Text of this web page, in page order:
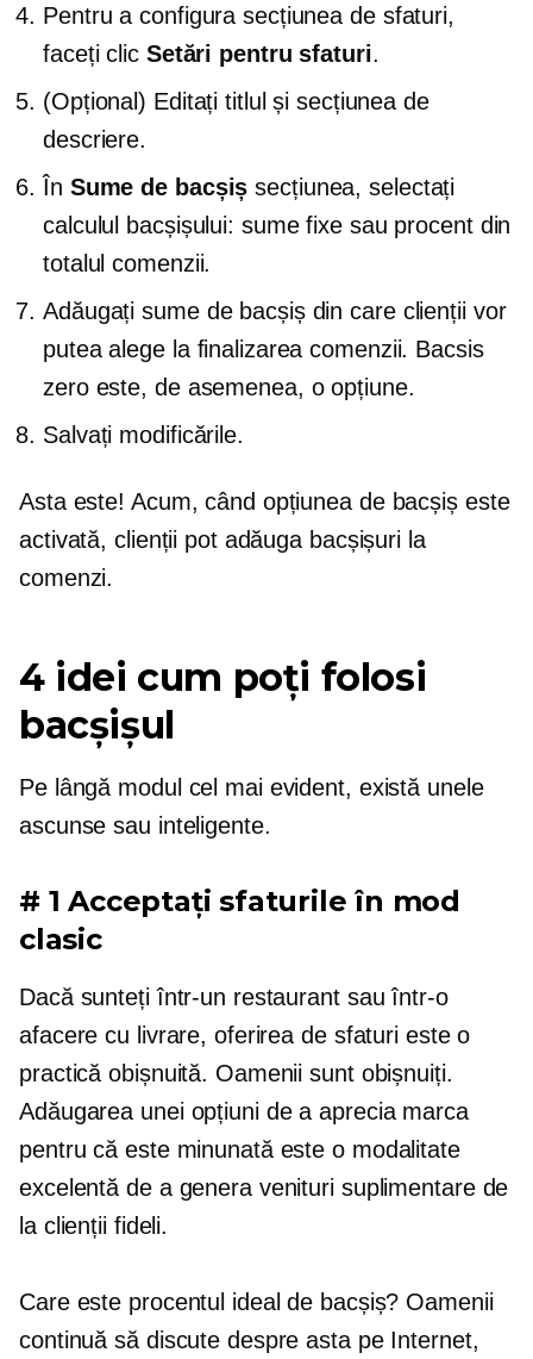
Pentru a configura secțiunea de sfaturi,
faceți clic Setări pentru sfaturi.
(Opțional) Editați titlul și secțiunea de
descriere.
În Sume de bacșiș secțiunea, selectați
calculul bacșișului: sume fixe sau procent din
totalul comenzii.
Adăugați sume de bacșiș din care clienții vor
putea alege la finalizarea comenzii. Bacsis
zero este, de asemenea, o opțiune.
Salvați modificările.
Asta este! Acum, când opțiunea de bacșiș este
activată, clienții pot adăuga bacșișuri la
comenzi.
4 idei cum poți folosi
bacșișul
Pe lângă modul cel mai evident, există unele
ascunse sau inteligente.
# 1 Acceptați sfaturile în mod
clasic
Dacă sunteți într-un restaurant sau într-o
afacere cu livrare, oferirea de sfaturi este o
practică obișnuită. Oamenii sunt obișnuiți.
Adăugarea unei opțiuni de a aprecia marca
pentru că este minunată este o modalitate
excelentă de a genera venituri suplimentare de
la clienții fideli.
Care este procentul ideal de bacșiș? Oamenii
continuă să discute despre asta pe Internet,